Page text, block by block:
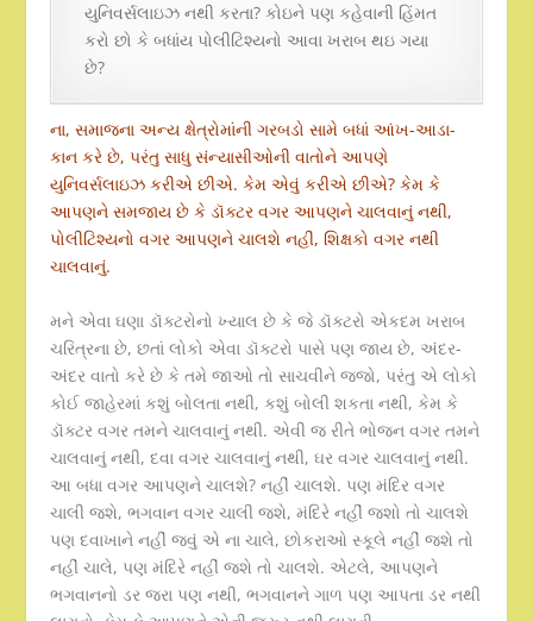
યુનિવર્સલાઇઝ નથી કરતા? કોઇને પણ કહેવાની હિંમત
કરો છો કે બધાંય પોલીટિશ્યનો આવા ખરાબ થઇ ગયા
છે?
ના, સમાજના અન્ય ક્ષેત્રોમાંની ગરબડો સામે બધાં આંખ-આડા-
કાન કરે છે, પરંતુ સાધુ સંન્યાસીઓની વાતોને આપણે
યુનિવર્સલાઇઝ કરીએ છીએ. કેમ એવું કરીએ છીએ? કેમ કે
આપણને સમજાય છે કે ડૉક્ટર વગર આપણને ચાલવાનું નથી,
પોલીટિશ્યનો વગર આપણને ચાલશે નહીં, શિક્ષકો વગર નથી
ચાલવાનું.
મને એવા ઘણા ડૉક્ટરોનો ખ્યાલ છે કે જે ડૉક્ટરો એકદમ ખરાબ
ચરિત્રના છે, છતાં લોકો એવા ડૉક્ટરો પાસે પણ જાય છે, અંદર-
અંદર વાતો કરે છે કે તમે જાઓ તો સાચવીને જજો, પરંતુ એ લોકો
કોઈ જાહેરમાં કશું બોલતા નથી, કશું બોલી શકતા નથી, કેમ કે
ડૉક્ટર વગર તમને ચાલવાનું નથી. એવી જ રીતે ભોજન વગર તમને
ચાલવાનું નથી, દવા વગર ચાલવાનું નથી, ઘર વગર ચાલવાનું નથી.
આ બધા વગર આપણને ચાલશે? નહીં ચાલશે. પણ મંદિર વગર
ચાલી જશે, ભગવાન વગર ચાલી જશે, મંદિરે નહીં જશો તો ચાલશે
પણ દવાખાને નહીં જવું એ ના ચાલે, છોકરાઓ સ્કૂલે નહીં જશે તો
નહીં ચાલે, પણ મંદિરે નહીં જશે તો ચાલશે. એટલે, આપણને
ભગવાનનો ડર જરા પણ નથી, ભગવાનને ગાળ પણ આપતા ડર નથી